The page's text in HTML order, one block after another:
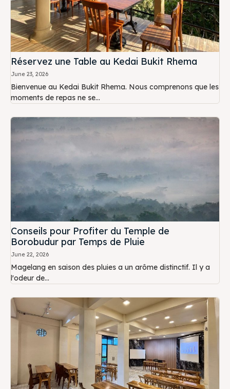
Réservez une Table au Kedai Bukit Rhema
June 23, 2026
Bienvenue au Kedai Bukit Rhema. Nous comprenons que les
moments de repas ne se...
Conseils pour Profiter du Temple de
Borobudur par Temps de Pluie
June 22, 2026
Magelang en saison des pluies a un arôme distinctif. Il y a
l'odeur de...